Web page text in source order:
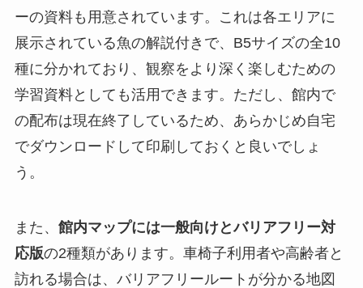
ーの資料も用意されています。これは各エリアに
展示されている魚の解説付きで、B5サイズの全10
種に分かれており、観察をより深く楽しむための
学習資料としても活用できます。ただし、館内で
の配布は現在終了しているため、あらかじめ自宅
でダウンロードして印刷しておくと良いでしょ
う。
また、 館内マップには一般向けとバリアフリー対
応版の2種類があります。車椅子利用者や高齢者と
訪れる場合は、バリアフリールートが分かる地図